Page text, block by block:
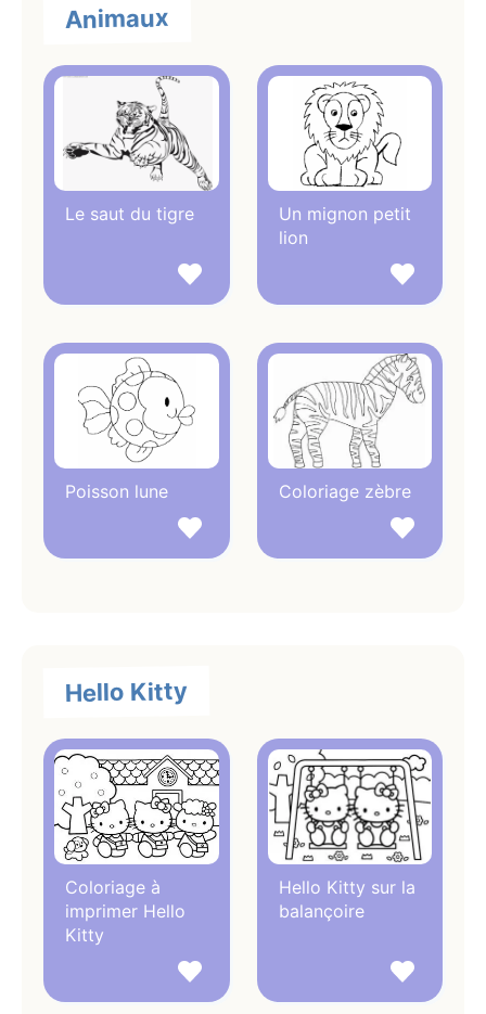
Animaux
Le saut du tigre
Un mignon petit
lion
Poisson lune Coloriage zèbre
Hello Kitty
Coloriage à
imprimer Hello
Kitty
Hello Kitty sur la
balançoire